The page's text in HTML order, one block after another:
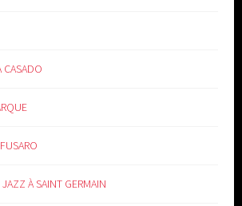
CASADO
À SAINT GERMAIN